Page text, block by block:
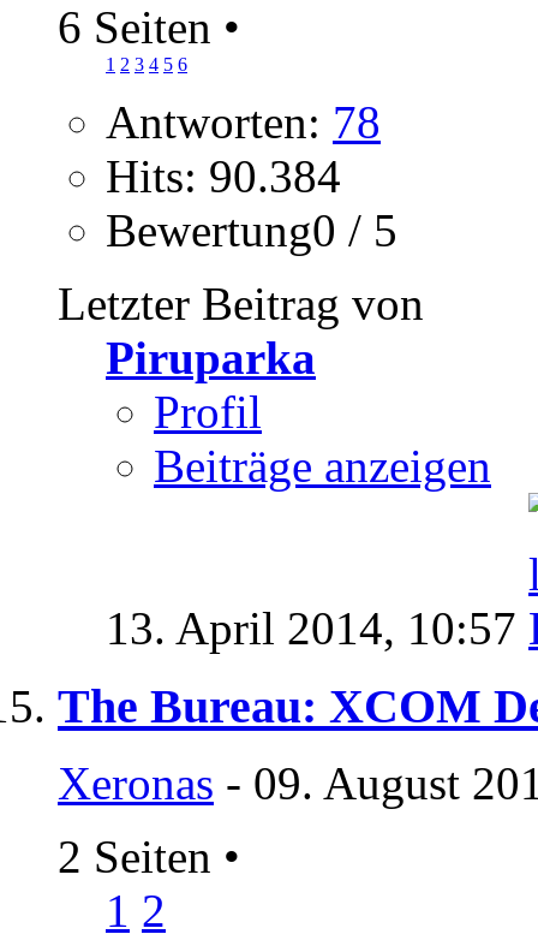
6 Seiten •
1 2 3 4 5 6
Antworten: 78
Hits: 90.384
Bewertung0 / 5
Letzter Beitrag von
Piruparka
Profil
Beiträge anzeigen
13. April 2014, 10:57
The Bureau: XCOM
Xeronas - 09. August
2 Seiten •
1 2